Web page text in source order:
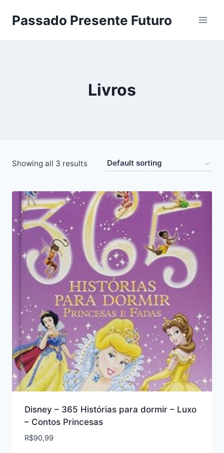
paraPassado Presente Futuro
Livros
Showing all 3 results
Disney – 365 Histórias para dormir – Luxo
– Contos Princesas
R$90,99